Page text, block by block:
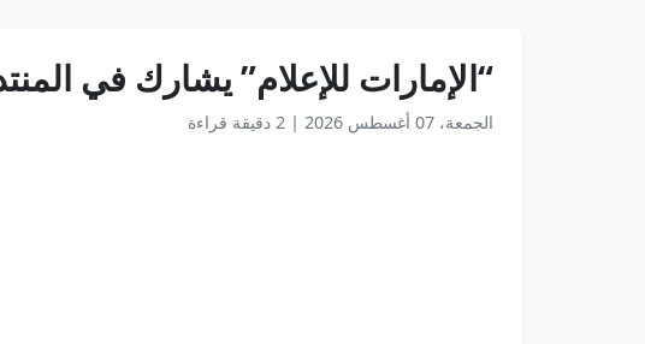
“الإمارات للإعلام” يشارك في
الجمعة، 07 أغسطس 2026 | 2 دقيقة قراءة